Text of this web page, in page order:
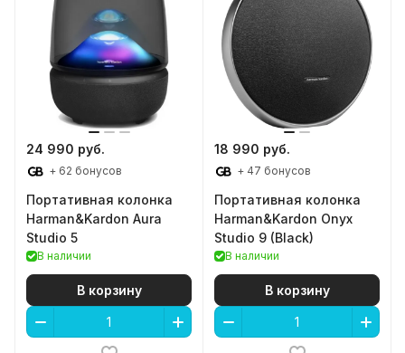
24 990 руб.
+ 62 бонусов
Портативная колонка
Harman&Kardon Aura
Studio 5
В наличии
В корзину
18 990 руб.
+ 47 бонусов
Портативная колонка
Harman&Kardon Onyx
Studio 9 (Black)
В наличии
В корзину